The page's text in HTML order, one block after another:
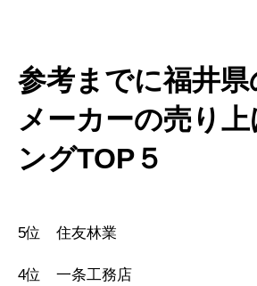
参考までに福井
メーカーの売り
ングTOP５
5位 住友林業
4位 一条工務店